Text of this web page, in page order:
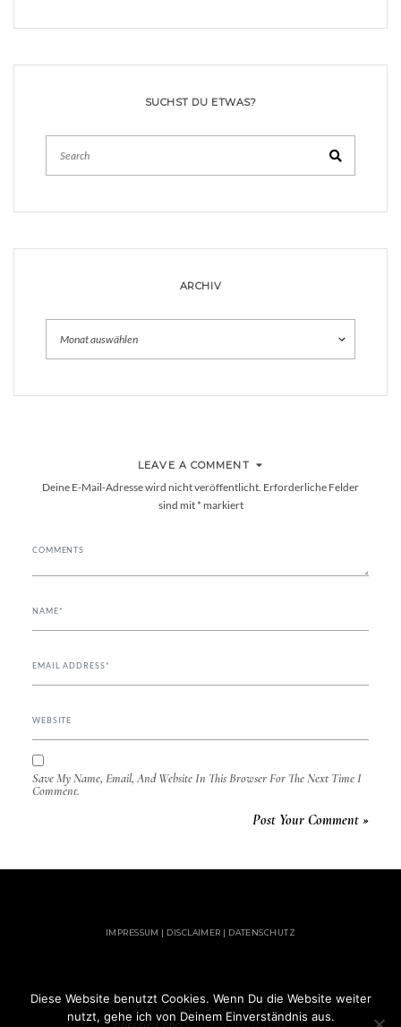
SUCHST DU ETWAS?
ARCHIV
LEAVE A COMMENT
Deine E-Mail-Adresse wird nicht veröffentlicht. Erforderliche Felder
sind mit* markiert
Save My Name, Email, And Website In This Browser For The Next Time I
Comment.
IMPRESSUM | DISCLAIMER | DATENSCHUTZ
Diese Website benutzt Cookies. Wenn Du die Website weiter
nutzt, gehe ich von Deinem Einverständnis aus.